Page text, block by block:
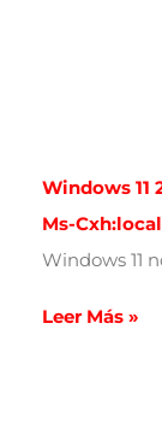
Windows 11
Ms-
Windows 11
Leer Más »